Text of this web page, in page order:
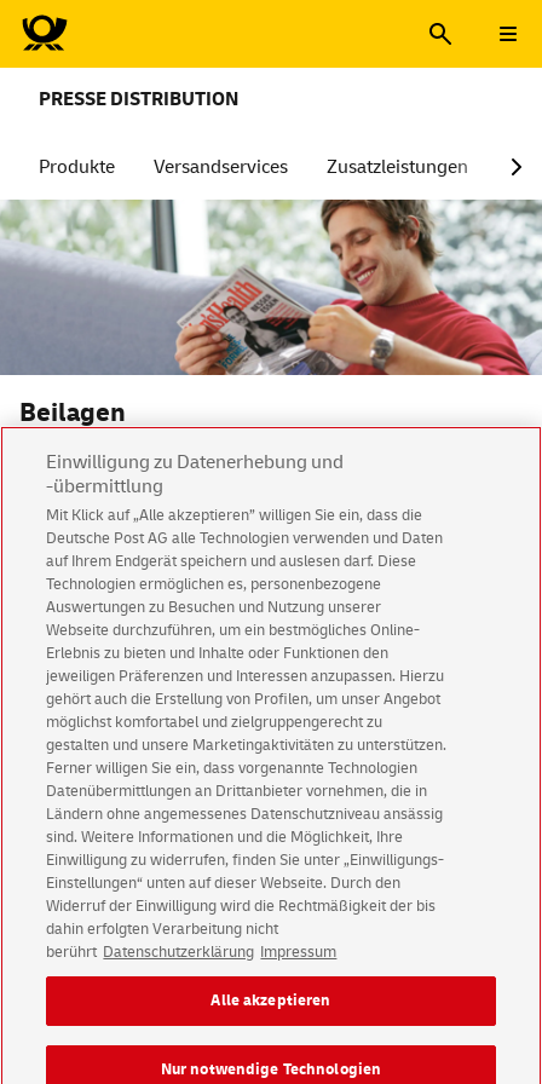
PRESSE DISTRIBUTION
Produkte Versandservices Zusatzleistungen
Beilagen
Mehrwert für Ihr Presseerzeugnis
Ob Produktproben, Extrahefte, Werbeprospekte, CDs oder
DVDs: Werten Sie Ihre Publikationen auf und stärken Sie Ihre
Abonnementauflage dauerhaft durch Beilagen.
Eigenschaften
Häufige Fragen
Downloads
Geschäftskundenservice
Impressum Rechtliche Hinweise
Datenschutz
Einwilligungs-Einstellungen
Einwilligung zu Datenerhebung und
-übermittlung
Mit Klick auf „Alle akzeptieren” willigen Sie ein, dass die
Deutsche Post AG alle Technologien verwenden und Daten
auf Ihrem Endgerät speichern und auslesen darf. Diese
Technologien ermöglichen es, personenbezogene
Auswertungen zu Besuchen und Nutzung unserer
Webseite durchzuführen, um ein bestmögliches Online-
Erlebnis zu bieten und Inhalte oder Funktionen den
jeweiligen Präferenzen und Interessen anzupassen. Hierzu
gehört auch die Erstellung von Profilen, um unser Angebot
möglichst komfortabel und zielgruppengerecht zu
gestalten und unsere Marketingaktivitäten zu unterstützen.
Ferner willigen Sie ein, dass vorgenannte Technologien
Datenübermittlungen an Drittanbieter vornehmen, die in
Ländern ohne angemessenes Datenschutzniveau ansässig
sind. Weitere Informationen und die Möglichkeit, Ihre
Einwilligung zu widerrufen, finden Sie unter „Einwilligungs-
Einstellungen“ unten auf dieser Webseite. Durch den
Widerruf der Einwilligung wird die Rechtmäßigkeit der bis
dahin erfolgten Verarbeitung nicht
berührt Datenschutzerklärung Impressum
Nur notwendige Technologien
Alle akzeptieren